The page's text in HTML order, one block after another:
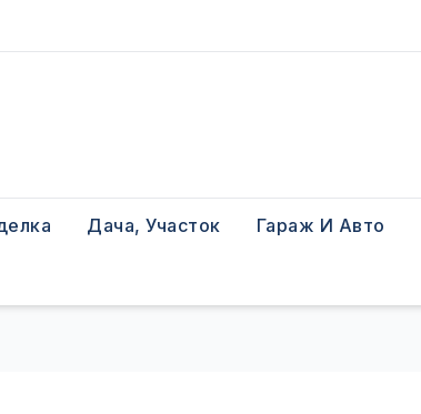
Дача, Участок Гараж И Авто